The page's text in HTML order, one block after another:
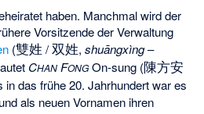
haben. Manchmal wird der
Vorsitzende der Verwaltung
(雙姓 /双姓,shuāngxìng–
CHAN FONGOn-sung (陳方安
das frühe 20. Jahrhundert war es
als neuen Vornamen ihren